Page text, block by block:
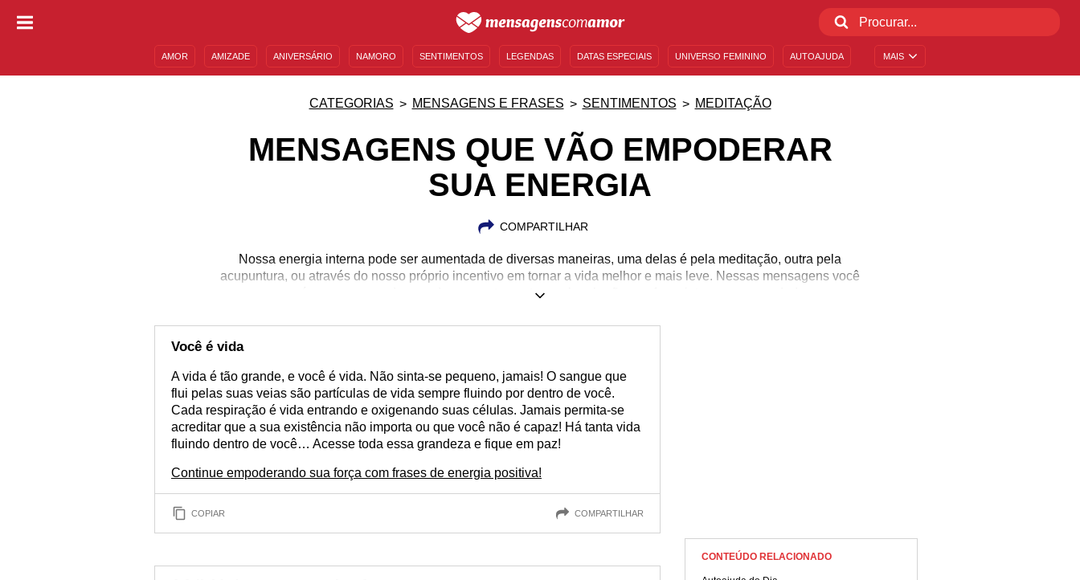
MAIS
AMOR AMIZADE ANIVERSÁRIO NAMORO SENTIMENTOS LEGENDAS DATAS ESPECIAIS UNIVERSO FEMININO AUTOAJUDA
CATEGORIAS MENSAGENS E FRASES SENTIMENTOS MEDITAÇÃO
MENSAGENS QUE VÃO EMPODERAR
SUA ENERGIA
COMPARTILHAR
Nossa energia interna pode ser aumentada de diversas maneiras, uma delas é pela meditação, outra pela
acupuntura, ou através do nosso próprio incentivo em tornar a vida melhor e mais leve. Nessas mensagens você
verá pequenas mudanças de comportamento que bombarão sua força interna e seu poder!
Você é vida
A vida é tão grande, e você é vida. Não sinta-se pequeno, jamais! O sangue que
flui pelas suas veias são partículas de vida sempre fluindo por dentro de você.
Cada respiração é vida entrando e oxigenando suas células. Jamais permita-se
acreditar que a sua existência não importa ou que você não é capaz! Há tanta vida
fluindo dentro de você… Acesse toda essa grandeza e fique em paz!
Continue empoderando sua força com frases de energia positiva!
COPIAR COMPARTILHAR
CONTEÚDO RELACIONADO